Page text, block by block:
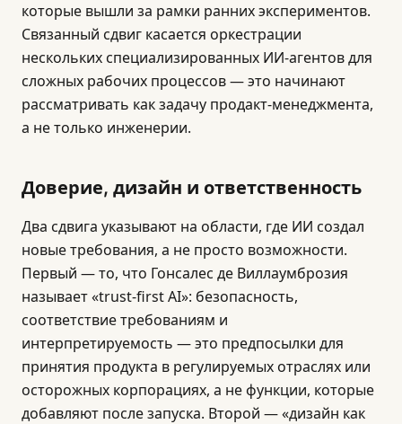
которые вышли за рамки ранних экспериментов.
Связанный сдвиг касается оркестрации
нескольких специализированных ИИ-агентов для
сложных рабочих процессов — это начинают
рассматривать как задачу продакт-менеджмента,
а не только инженерии.
Доверие, дизайн и ответственность
Два сдвига указывают на области, где ИИ создал
новые требования, а не просто возможности.
Первый — то, что Гонсалес де Виллаумброзия
называет «trust-first AI»: безопасность,
соответствие требованиям и
интерпретируемость — это предпосылки для
принятия продукта в регулируемых отраслях или
осторожных корпорациях, а не функции, которые
добавляют после запуска. Второй — «дизайн как